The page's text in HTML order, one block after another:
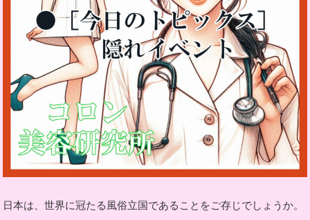
日本は、世界に冠たる風俗立国であることをご存じでしょうか。